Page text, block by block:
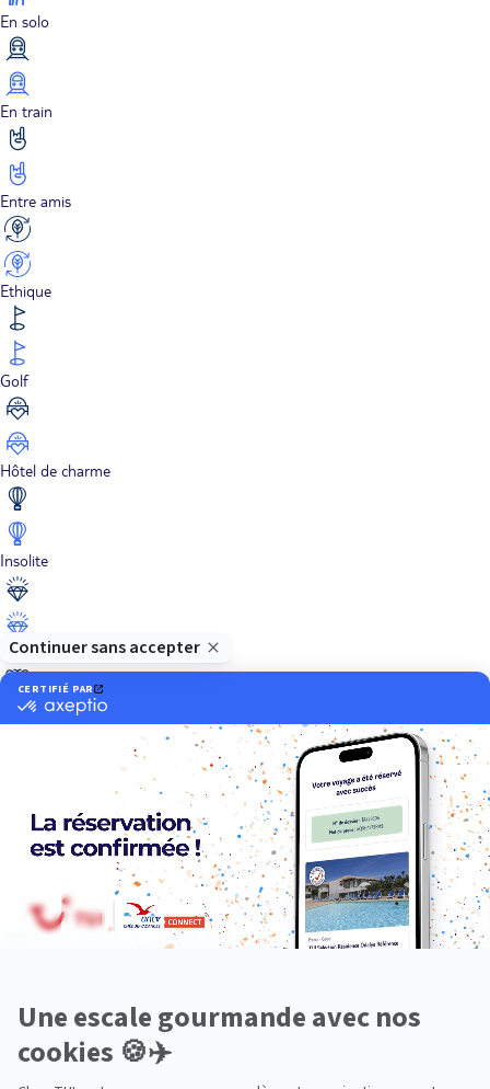
En solo
En train
Entre amis
Ethique
Golf
Hôtel de charme
Insolite
Luxe
Neige
Plongée
Premium